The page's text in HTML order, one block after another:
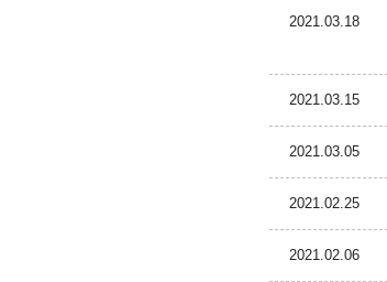
2021.03.18
2021.03.15
2021.03.05
2021.02.25
2021.02.06